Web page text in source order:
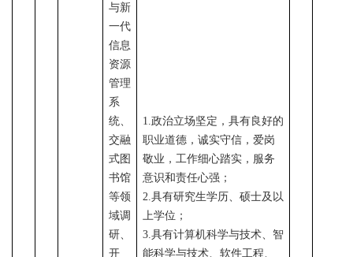
与新
一代
信息
资源
管理
系
统、
交融
式图
书馆
等领
域调
研、
开
1.政治立场坚定，具有良好的
职业道德，诚实守信，爱岗
敬业，工作细心踏实，服务
意识和责任心强；
2.具有研究生学历、硕士及以
上学位；
3.具有计算机科学与技术、智
能科学与技术、软件工程、